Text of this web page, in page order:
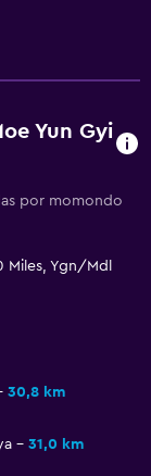
Yun Gyi
por momondo
Miles, Ygn/Mdl
30,8 km
31,0 km